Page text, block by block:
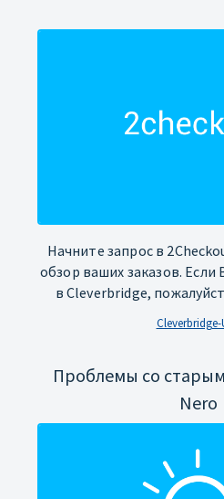
Начните запрос в
обзор ваших заказов. Если
в Cleverbridge,
Cleverbridge-
Проблемы со
Nero